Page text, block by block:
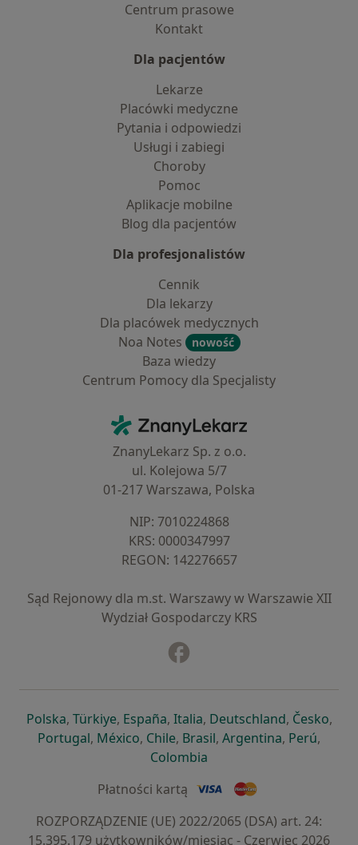
Centrum prasowe
Kontakt
Dla pacjentów
Lekarze
Placówki medyczne
Pytania i odpowiedzi
Usługi i zabiegi
Choroby
Pomoc
Aplikacje mobilne
Blog dla pacjentów
Dla profesjonalistów
Cennik
Dla lekarzy
Dla placówek medycznych
Noa Notes
nowość
Baza wiedzy
Centrum Pomocy dla Specjalisty
ZnanyLekarz - Strona główna
ZnanyLekarz Sp. z o.o.
ul. Kolejowa 5/7
01-217 Warszawa, Polska
NIP: ⁠7010224868
KRS: ⁠0000347997
REGON: ⁠142276657
Sąd Rejonowy dla m.st. Warszawy w Warszawie XII
Wydział Gospodarczy KRS
Polskaotwiera się w nowej karcie
, Türkiyeotwiera się w nowej karcie
, Españaotwiera się w nowej karcie
, Italiaotwiera się w nowej
, Deutschlandotwiera się
, Česko,
Portugalotwiera się w nowej karcie
, Méxicootwiera się w nowej karcie
, Chileotwiera się w nowej karcie
, Brasilotwiera się w nowej
, Argentinaotwiera się
, Perú,
Colombia
Płatności kartą
ROZPORZĄDZENIE (UE) 2022/2065 (DSA) art. 24:
15.395.179 użytkowników/miesiąc - Czerwiec 2026